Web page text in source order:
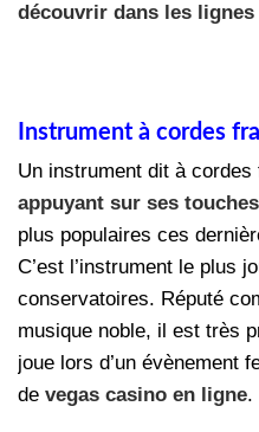
découvrir dans les
Instrument à cordes
Un instrument dit à cordes
appuyant sur ses touches
plus populaires ces
C’est l’instrument le plus
conservatoires. Réputé
musique noble, il est très
joue lors d’un évènement
de vegas casino en ligne.